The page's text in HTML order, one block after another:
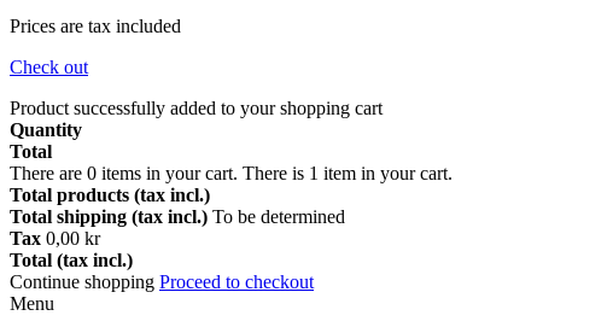
Prices are tax included
Check out
Product successfully added to your shopping cart
Quantity
Total
There are 0 items in your cart. There is 1 item in your cart.
Total products (tax incl.)
Total shipping (tax incl.) To be determined
Tax 0,00 kr
Total (tax incl.)
Continue shopping Proceed to checkout
Menu